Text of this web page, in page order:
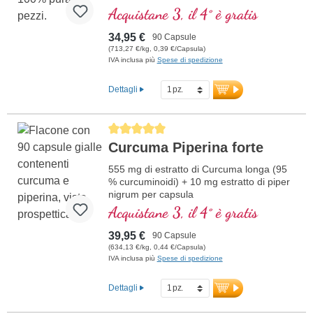
Acquistane 3, il 4° è gratis
34,95 € 90 Capsule
(713,27 €/kg, 0,39 €/Capsula)
IVA inclusa più Spese di spedizione
Dettagli
Average rating of 5 out of 5 stars
Curcuma Piperina forte
555 mg di estratto di Curcuma longa (95
% curcuminoidi) + 10 mg estratto di piper
nigrum per capsula
Acquistane 3, il 4° è gratis
39,95 € 90 Capsule
(634,13 €/kg, 0,44 €/Capsula)
IVA inclusa più Spese di spedizione
Dettagli